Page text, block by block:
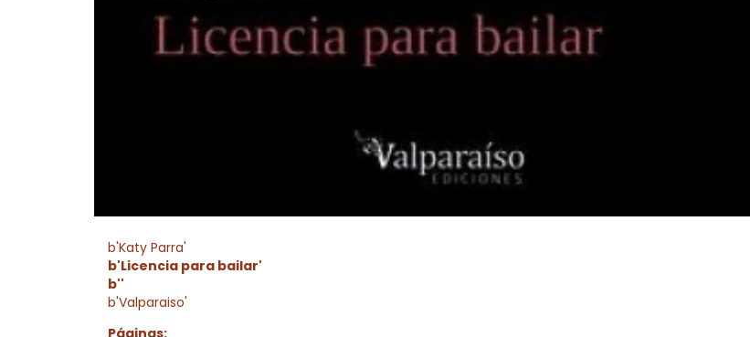
b'Katy Parra'
b'Licencia para bailar'
b''
b'Valparaiso'
Páginas: